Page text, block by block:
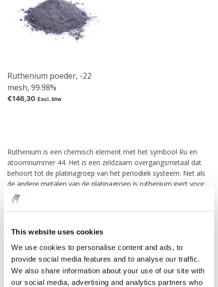
This website uses cookies
We use cookies to personalise content and ads, to
provide social media features and to analyse our traffic.
We also share information about your use of our site with
our social media, advertising and analytics partners who
Ruthenium poeder, -22
mesh, 99.98%
€146,30 Excl. btw
Ruthenium is een chemisch element met het symbool Ru en
atoomnummer 44. Het is een zeldzaam overgangsmetaal dat
behoort tot de platinagroep van het periodiek systeem. Net als
de andere metalen van de platinagroep is ruthenium inert voor
de meeste andere chemicaliën. In Rusland geboren
wetenschapper van Baltisch-Duitse afkomst Karl Ernst Claus
noemde ruthenium ter ere van Rusland (Ruthenia is de Latijnse
naam van Rus). Ruthenium wordt meestal gevonden als een
ondergeschikte component van platina-ertsen; de jaarlijkse
productie is gestegen van ongeveer 19 ton in 2009 tot ongeveer
35,5 ton in 2017. Het meeste geproduceerde ruthenium wordt
gebruikt in slijtvaste elektrische contacten en
order
Sign up for our newsletter to stay
informed about our new products, and
receive a 10% discount on your next